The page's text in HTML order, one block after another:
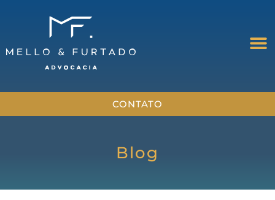
CONTATO
Blog